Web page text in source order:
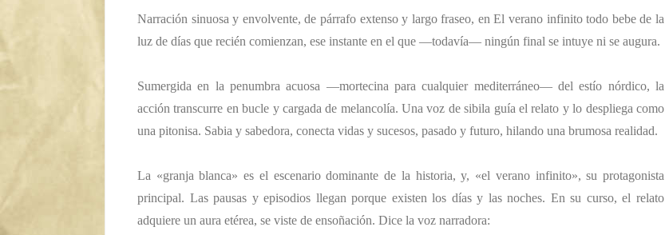
Narración sinuosa y envolvente, de párrafo extenso y largo fraseo, enEl verano infinitotodo bebe de la
luz de días que recién comienzan, ese instante en el que —todavía— ningún final se intuye ni se augura.
Sumergida en la penumbra acuosa —mortecina para cualquier mediterráneo— del estío nórdico, la
acción transcurre en bucle y cargada de melancolía. Una voz de sibila guía el relato y lo despliega como
una pitonisa. Sabia y sabedora, conecta vidas y sucesos, pasado y futuro, hilando una brumosa realidad.
La «granja blanca» es el escenario dominante de la historia, y, «el verano infinito», su protagonista
principal. Las pausas y episodios llegan porque existen los días y las noches. En su curso, el relato
adquiere un aura etérea, se viste de ensoñación. Dice la voz narradora: